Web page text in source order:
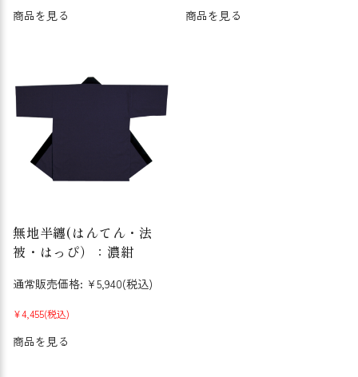
商品を見る 商品を見る
無地半纏(はんてん・法
被・はっぴ）：濃紺
通常販売価格: ¥5,940(税込)
¥4,455(税込)
商品を見る